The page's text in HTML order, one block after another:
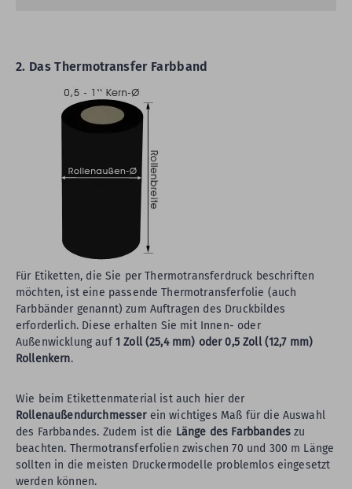
2. Das Thermotransfer Farbband
Für Etiketten, die Sie per Thermotransferdruck beschriften
möchten, ist eine passende Thermotransferfolie (auch
Farbbänder genannt) zum Auftragen des Druckbildes
erforderlich. Diese erhalten Sie mit Innen- oder
Außenwicklung auf1 Zoll (25,4 mm) oder 0,5 Zoll (12,7 mm)
Rollenkern.
Wie beim Etikettenmaterial ist auch hier der
Rollenaußendurchmesserein wichtiges Maß für die Auswahl
des Farbbandes. Zudem ist die Länge des Farbbandes zu
beachten. Thermotransferfolien zwischen 70 und 300 m Länge
sollten in die meisten Druckermodelle problemlos eingesetzt
werden können.